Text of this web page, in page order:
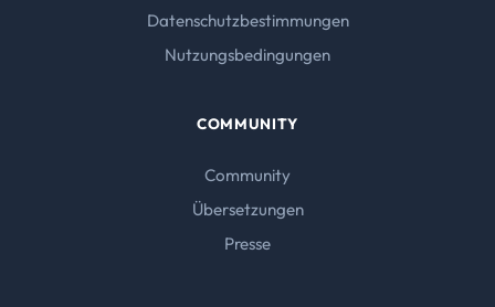
Datenschutzbestimmungen
Nutzungsbedingungen
COMMUNITY
Community
Übersetzungen
Presse